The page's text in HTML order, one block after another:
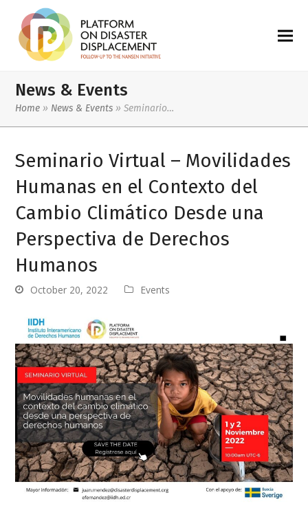
News & Events
Home » News & Events »Seminario…
Seminario Virtual – Movilidades
Humanas en el Contexto del
Cambio Climático Desde una
Perspectiva de Derechos
Humanos
October 20, 2022 Events